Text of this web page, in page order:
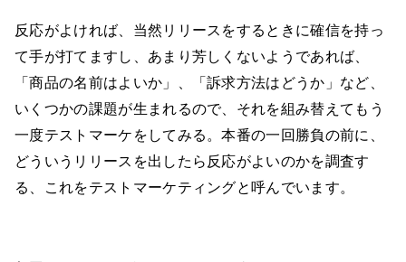
反応がよければ、当然リリースをするときに確信を持っ
て手が打てますし、あまり芳しくないようであれば、
「商品の名前はよいか」、「訴求方法はどうか」など、
いくつかの課題が生まれるので、それを組み替えてもう
一度テストマーケをしてみる。本番の一回勝負の前に、
どういうリリースを出したら反応がよいのかを調査す
る、これをテストマーケティングと呼んでいます。